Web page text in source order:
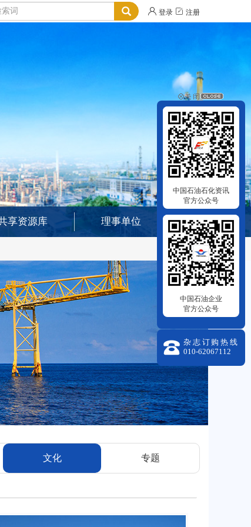
 登录  注册
享资源库 理事单位
文化 专题
中国石油石化资讯
官方公众号
中国石油企业
官方公众号
 杂志订购热线
010-62067112